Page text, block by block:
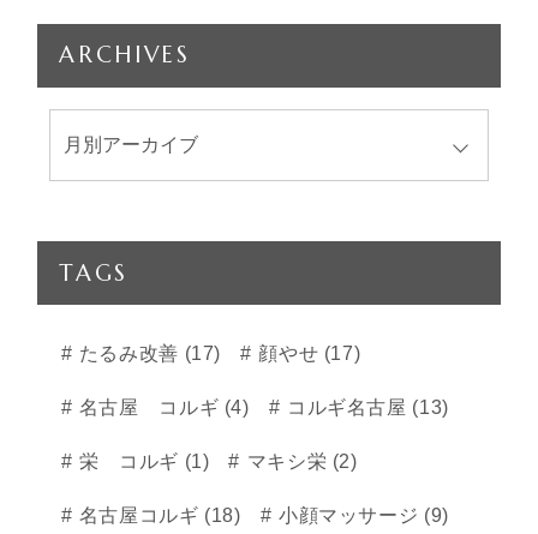
ARCHIVES
TAGS
たるみ改善 (17) 顔やせ (17)
名古屋 コルギ (4) コルギ名古屋 (13)
栄 コルギ (1) マキシ栄 (2)
名古屋コルギ (18) 小顔マッサージ (9)